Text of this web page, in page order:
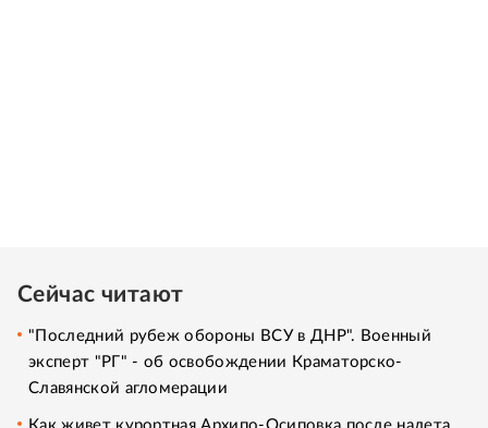
Сейчас читают
"Последний рубеж обороны ВСУ в ДНР". Военный
эксперт "РГ" - об освобождении Краматорско-
Славянской агломерации
Как живет курортная Архипо-Осиповка после налета